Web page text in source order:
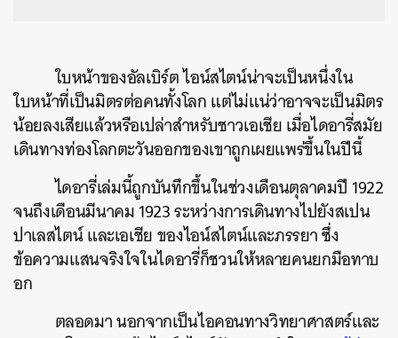
ใบหน้าของอัลเบิร์ต ไอน์สไตน์น่าจะเป็นหนึ่งใน
ใบหน้าที่เป็นมิตรต่อคนทั้งโลก แต่ไม่แน่ว่าอาจจะเป็นมิตร
น้อยลงเสียแล้วหรือเปล่าสำหรับชาวเอเชีย เมื่อไดอารี่สมัย
เดินทางท่องโลกตะวันออกของเขาถูกเผยแพร่ขึ้นในปีนี้
ไดอารี่เล่มนี้ถูกบันทึกขึ้นในช่วงเดือนตุลาคมปี 1922
จนถึงเดือนมีนาคม 1923 ระหว่างการเดินทางไปยังสเปน
ปาเลสไตน์ และเอเชีย ของไอน์สไตน์และภรรยา ซึ่ง
ข้อความแสนจริงใจในไดอารี่ก็ชวนให้หลายคนยกมือทาบ
อก
ตลอดมา นอกจากเป็นไอคอนทางวิทยาศาสตร์และ